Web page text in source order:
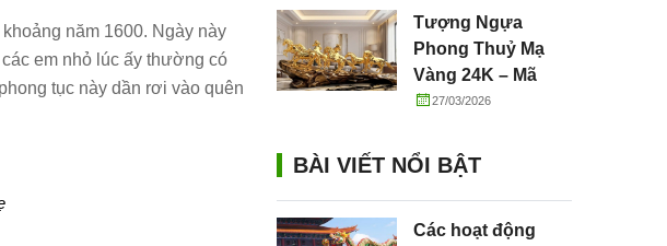
năm 1600. Ngày này
em nhỏ lúc ấy thường có
tục này dần rơi vào quên
Tượng Ngựa
Phong Thuỷ Mạ
Vàng 24K – Mã
Đáo Thành Công
27/03/2026
BÀI VIẾT NỔI BẬT
Các hoạt động